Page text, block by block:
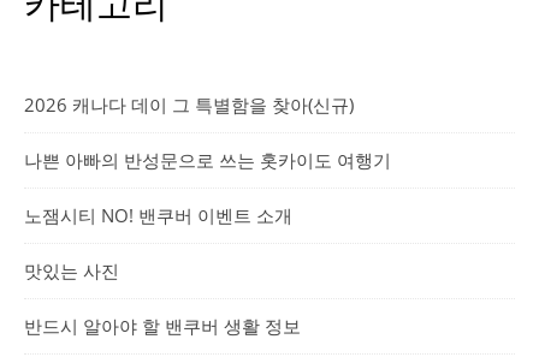
2026 캐나다 데이 그 특별함을 찾아(신규)
나쁜 아빠의 반성문으로 쓰는 홋카이도 여행기
노잼시티 NO! 밴쿠버 이벤트 소개
맛있는 사진
반드시 알아야 할 밴쿠버 생활 정보